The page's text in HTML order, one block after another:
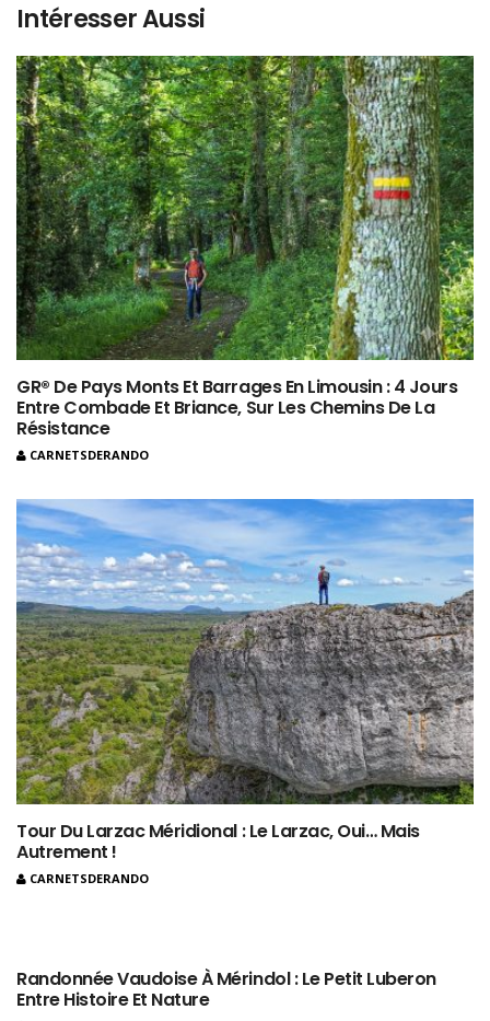
Intéresser Aussi
GR® De Pays Monts Et Barrages En Limousin : 4 Jours
Entre Combade Et Briance, Sur Les Chemins De La
Résistance
CARNETSDERANDO
Tour Du Larzac Méridional : Le Larzac, Oui… Mais
Autrement !
CARNETSDERANDO
Randonnée Vaudoise À Mérindol : Le Petit Luberon
Entre Histoire Et Nature